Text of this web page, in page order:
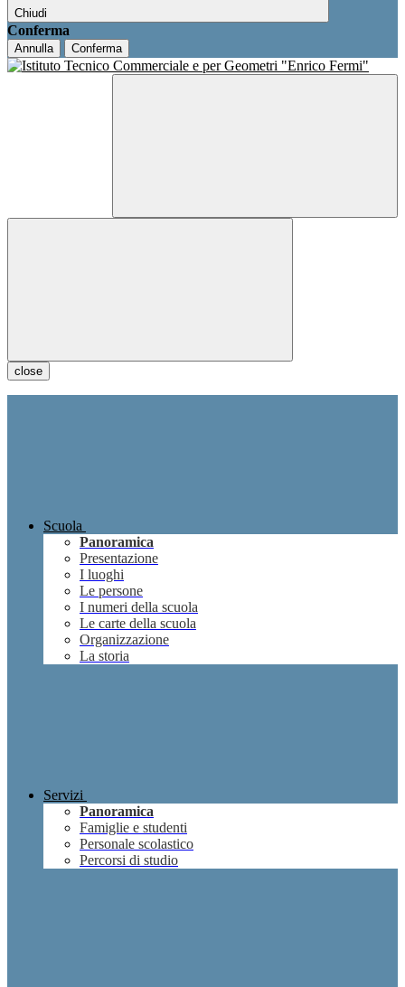
Chiudi
Conferma
Annulla Conferma
close
Scuola
Panoramica
Presentazione
I luoghi
Le persone
I numeri della scuola
Le carte della scuola
Organizzazione
La storia
Servizi
Panoramica
Famiglie e studenti
Personale scolastico
Percorsi di studio